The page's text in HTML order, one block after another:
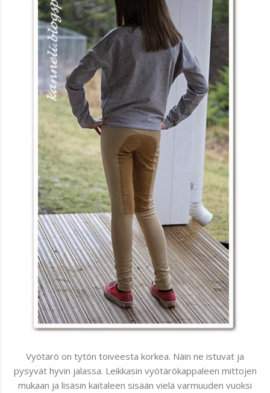
Vyötärö on tytön toiveesta korkea. Näin ne istuvat ja
pysyvät hyvin jalassa. Leikkasin vyötärökappaleen mittojen
mukaan ja lisäsin kaitaleen sisään vielä varmuuden vuoksi